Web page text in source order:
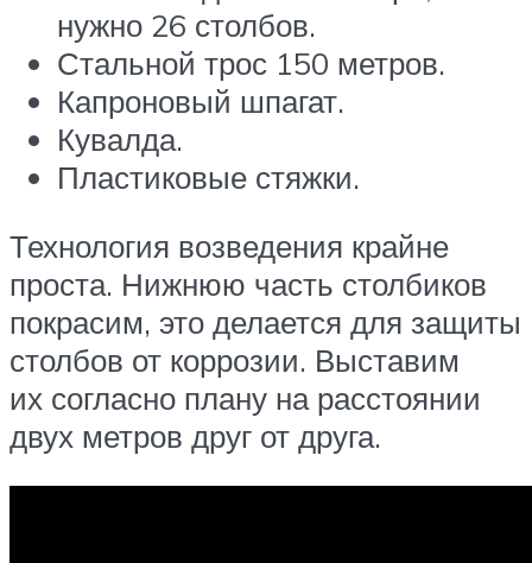
нужно 26 столбов.
Стальной трос 150 метров.
Капроновый шпагат.
Кувалда.
Пластиковые стяжки.
Технология возведения крайне
проста. Нижнюю часть столбиков
покрасим, это делается для защиты
столбов от коррозии. Выставим
их согласно плану на расстоянии
двух метров друг от друга.